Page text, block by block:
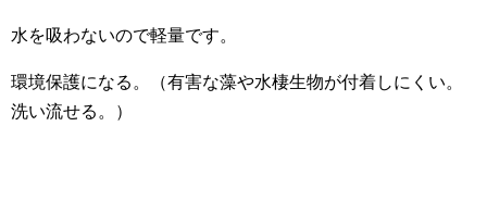
水を吸わないので軽量です。
環境保護になる。（有害な藻や水棲生物が付着しにくい。
洗い流せる。）